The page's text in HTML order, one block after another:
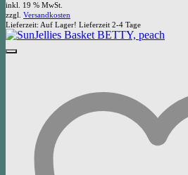
inkl. 19 % MwSt.
zzgl. Versandkosten
Lieferzeit: Auf Lager! Lieferzeit 2-4 Tage